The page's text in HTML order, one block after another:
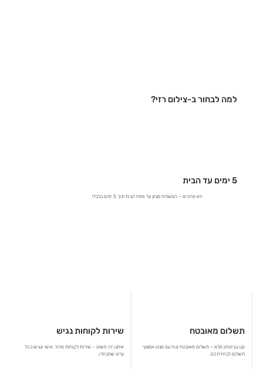
למה לבחור ב-צילום רזי?
שירות לקוחות נגיש
איתנו זה פשוט – שירות לקוחות מהיר, אישי ונגיש בכל
ערוץ שתבחרו.
5 ימים עד הבית
לא מחכים – המשלוח מגיע עד פתח הבית תוך 5 ימים בלבד!
תשלום מאובטח
קנו בביטחון מלא – תשלום מאובטח ונוח עם מגוון אמצעי
תשלום לבחירתכם.